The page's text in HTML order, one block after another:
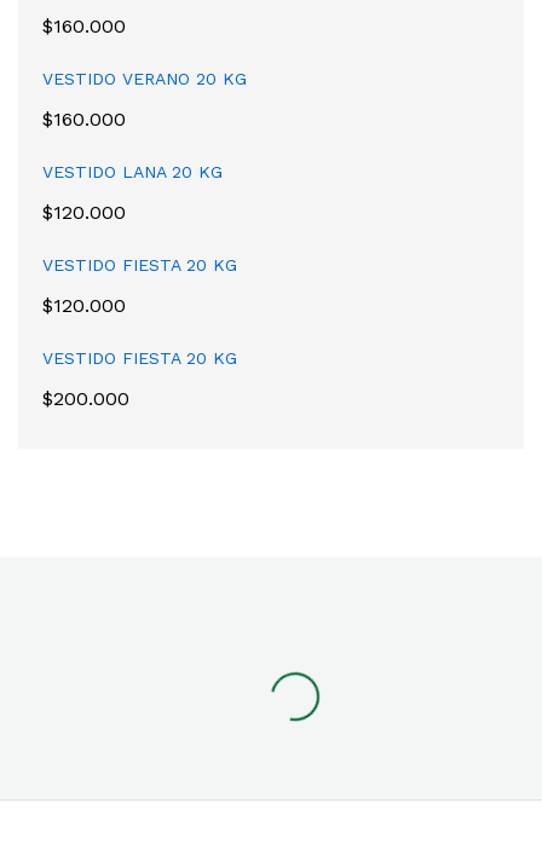
$160.000
VESTIDO VERANO 20 KG
$160.000
VESTIDO LANA 20 KG
$120.000
VESTIDO FIESTA 20 KG
$120.000
VESTIDO FIESTA 20 KG
$200.000